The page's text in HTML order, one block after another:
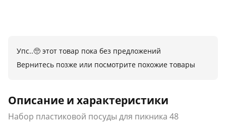
Упс..🥺 этот товар пока без предложений
Вернитесь позже или посмотрите похожие товары
Описание и характеристики
Набор пластиковой посуды для пикника 48